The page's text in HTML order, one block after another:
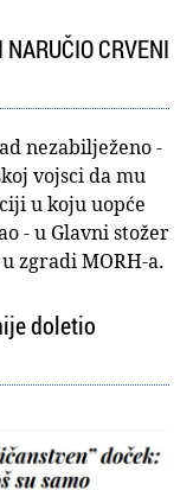
CRVENI
nezabilježeno -
vojsci da mu
u koju uopće
- u Glavni stožer
zgradi MORH-a.
doletio